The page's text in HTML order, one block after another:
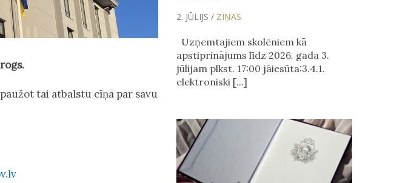
tai atbalstu cīņā par savu
2. JŪLIJS / ZIŅAS
Uzņemtajiem skolēniem kā
apstiprinājums līdz 2026. gada 3.
jūlijam plkst. 17:00 jāiesūta:3.4.1.
elektroniski [...]